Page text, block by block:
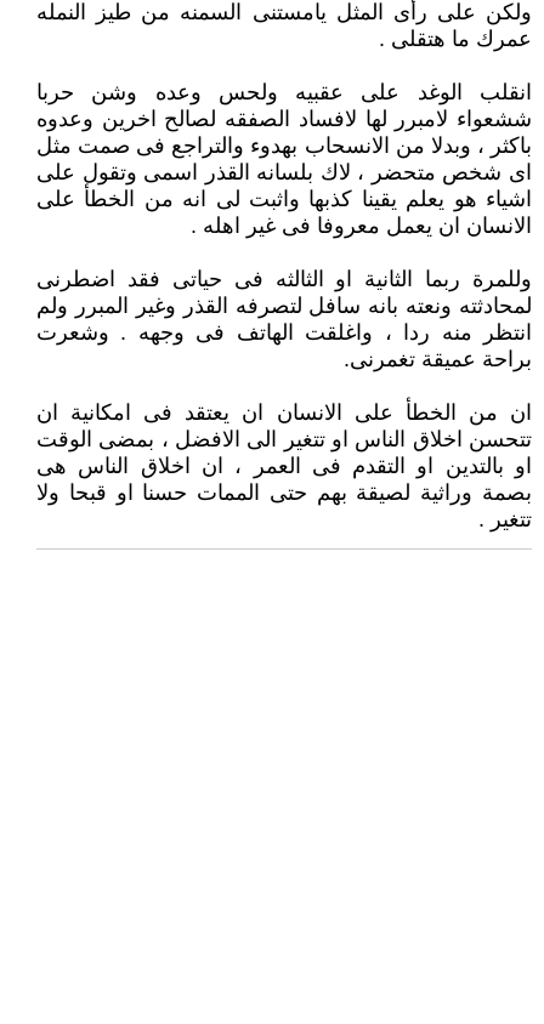
ولكن على رأى المثل يامستنى السمنه من طيز النمله
عمرك ما هتقلى .
انقلب الوغد على عقبيه ولحس وعده وشن حربا
ششعواء لامبرر لها لافساد الصفقه لصالح اخرين وعدوه
باكثر ، وبدلا من الانسحاب بهدوء والتراجع فى صمت مثل
اى شخص متحضر ، لاك بلسانه القذر اسمى وتقول على
اشياء هو يعلم يقينا كذبها واثبت لى انه من الخطأ على
الانسان ان يعمل معروفا فى غير اهله .
وللمرة ربما الثانية او الثالثه فى حياتى فقد اضطرنى
لمحادثته ونعته بانه سافل لتصرفه القذر وغير المبرر ولم
انتظر منه ردا ، واغلقت الهاتف فى وجهه . وشعرت
براحة عميقة تغمرنى.
ان من الخطأ على الانسان ان يعتقد فى امكانية ان
تتحسن اخلاق الناس او تتغير الى الافضل ، بمضى الوقت
او بالتدين او التقدم فى العمر ، ان اخلاق الناس هى
بصمة وراثية لصيقة بهم حتى الممات حسنا او قبحا ولا
تتغير .